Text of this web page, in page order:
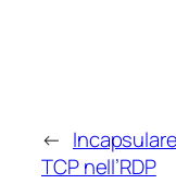
←
TCP nell’RDP